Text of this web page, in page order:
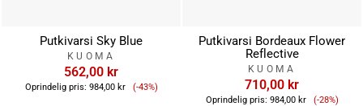
Putkivarsi Sky Blue
KUOMA
562,00 kr
Oprindelig pris: 984,00 kr Tilbudspris
(-43%)
Putkivarsi Bordeaux Flower
Reflective
KUOMA
710,00 kr
Oprindelig pris: 984,00 kr (-28%)